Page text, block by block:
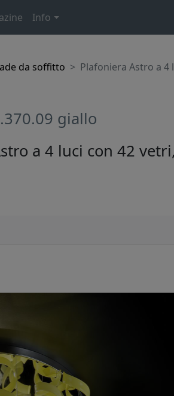
Info
da soffitto Plafoniera Astro a 4
giallo
a 4 luci con 42